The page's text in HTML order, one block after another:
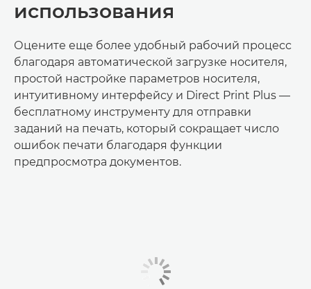
использования
Оцените еще более удобный рабочий процесс
благодаря автоматической загрузке носителя,
простой настройке параметров носителя,
интуитивному интерфейсу и Direct Print Plus —
бесплатному инструменту для отправки
заданий на печать, который сокращает число
ошибок печати благодаря функции
предпросмотра документов.